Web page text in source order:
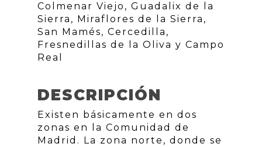
Colmenar Viejo, Guadalix de la
Sierra, Miraflores de la Sierra,
San Mamés, Cercedilla,
Fresnedillas de la Oliva y Campo
Real
DESCRIPCIÓN
Existen básicamente en dos
zonas en la Comunidad de
Madrid. La zona norte, donde se